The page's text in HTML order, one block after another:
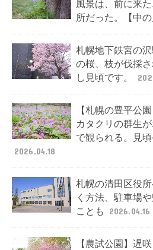
風景は、前に来
所だった。【中の
札幌地下鉄宮の
の桜、枝が伐採
し見頃です。
【札幌の豊平公
カタクリの群生
で観られる。見
2026.04.18
札幌の清田区役
く方法、駐車場
ことも
2026.04.16
【農試公園】遅